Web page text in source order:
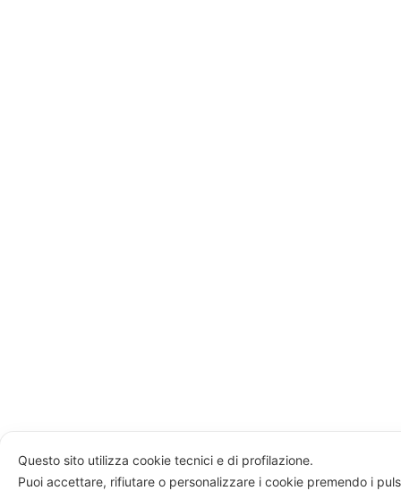
Questo sito utilizza cookie tecnici e di profilazione.
Puoi accettare, rifiutare o personalizzare i cookie premendo i